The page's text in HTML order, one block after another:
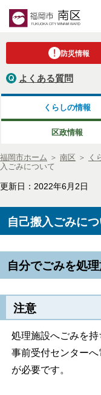
防災情報
よくある質問
くらしの情報
区政情報
福岡市ホーム ＞ 南区 ＞ く
入ごみについて
更新日：2022年6月2日
自己搬入ごみに
自分でごみを処
注意
処理施設へごみを
事前受付センター
が必要です。